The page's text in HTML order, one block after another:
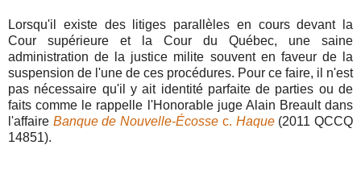
Lorsqu'il existe des litiges parallèles en cours devant la
Cour supérieure et la Cour du Québec, une saine
administration de la justice milite souvent en faveur de la
suspension de l'une de ces procédures. Pour ce faire, il n'est
pas nécessaire qu'il y ait identité parfaite de parties ou de
faits comme le rappelle l'Honorable juge Alain Breault dans
l'affaire Banque de Nouvelle-Écosse c. Haque(2011 QCCQ
14851).